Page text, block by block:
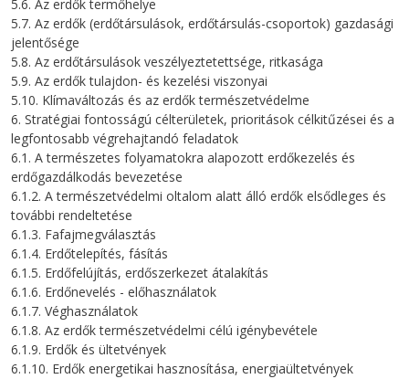
5.6. Az erdők termőhelye
5.7. Az erdők (erdőtársulások, erdőtársulás-csoportok) gazdasági
jelentősége
5.8. Az erdőtársulások veszélyeztetettsége, ritkasága
5.9. Az erdők tulajdon- és kezelési viszonyai
5.10. Klímaváltozás és az erdők természetvédelme
6. Stratégiai fontosságú célterületek, prioritások célkitűzései és a
legfontosabb végrehajtandó feladatok
6.1. A természetes folyamatokra alapozott erdőkezelés és
erdőgazdálkodás bevezetése
6.1.2. A természetvédelmi oltalom alatt álló erdők elsődleges és
további rendeltetése
6.1.3. Fafajmegválasztás
6.1.4. Erdőtelepítés, fásítás
6.1.5. Erdőfelújítás, erdőszerkezet átalakítás
6.1.6. Erdőnevelés - előhasználatok
6.1.7. Véghasználatok
6.1.8. Az erdők természetvédelmi célú igénybevétele
6.1.9. Erdők és ültetvények
6.1.10. Erdők energetikai hasznosítása, energiaültetvények